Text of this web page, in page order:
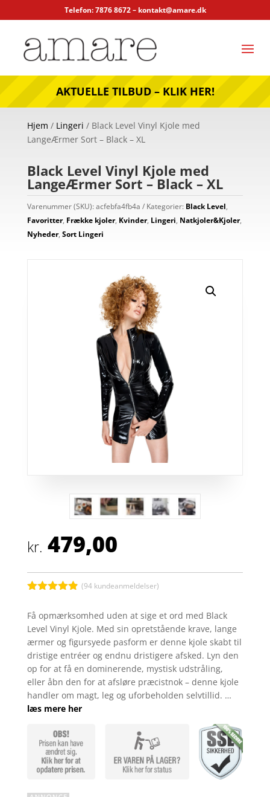
Telefon: 7876 8672 – kontakt@amare.dk
AKTUELLE TILBUD – KLIK HER!
Hjem / Lingeri / Black Level Vinyl Kjole med
LangeÆrmer Sort – Black – XL
Black Level Vinyl Kjole med
LangeÆrmer Sort – Black – XL
Varenummer (SKU): acfebfa4fb4a Kategorier: Black Level,
Favoritter, Frække kjoler, Kvinder, Lingeri, Natkjoler&Kjoler,
Nyheder, Sort Lingeri
kr. 479,00
som
ud af 5
baseret på
kundebedøm
melser
(94 kundeanmeldelser)
Få opmærksomhed uden at sige et ord med Black
Level Vinyl Kjole. Med sin opretstående krave, lange
ærmer og figursyede pasform er denne kjole skabt til
dristige entréer og endnu dristigere afsked. Lyn den
op for at få en dominerende, mystisk udstråling,
eller åbn den for at afsløre præcistnok – denne kjole
handler om magt, leg og uforbeholden selvtillid. …
læs mere her